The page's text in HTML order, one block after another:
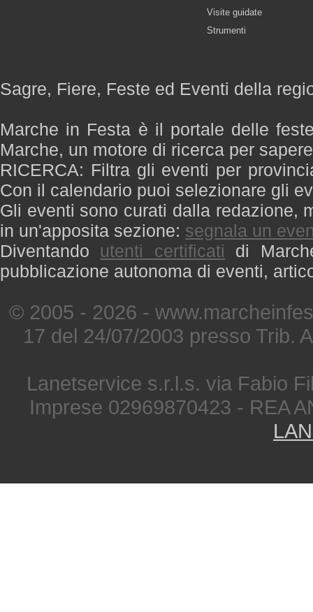
Visite guidate
Strumenti
Sagre, Fiere, Feste ed Eventi della
Marche in Festa è il portale delle
Marche, un motore di ricerca per
RICERCA: Filtra gli eventi per
Con il calendario puoi selezionare gli
Gli eventi sono curati dalla redazione,
in un'apposita sezione: segnala un
Diventando utenti certificati di
pubblicazione autonoma di eventi,
© 2005 - 2026 -
17 del 24/07/2003 presso Trib.
Lanetservice s.r.l.s. via Fabio
Imprese 02969870423 - REA